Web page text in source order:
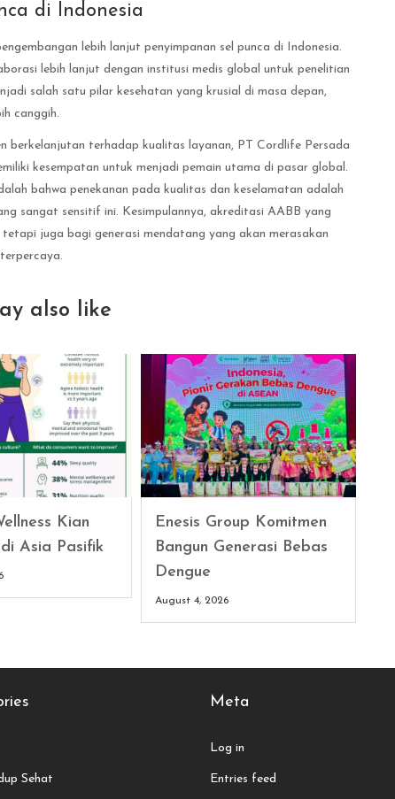
di Indonesia
lebih lanjut penyimpanan sel punca di Indonesia.
lebih lanjut dengan institusi medis global untuk penelitian
salah satu pilar kesehatan yang krusial di masa depan,
canggih.
berkelanjutan terhadap kualitas layanan, PT Cordlife Persada
kesempatan untuk menjadi pemain utama di pasar global.
bahwa penekanan pada kualitas dan keselamatan adalah
sangat sensitif ini. Kesimpulannya, akreditasi AABB yang
juga bagi generasi mendatang yang akan merasakan
also like
Kian
Asia Pasifik
Enesis Group Komitmen
Bangun Generasi Bebas
Dengue
August 4, 2026
Sehat
Meta
Log in
Entries feed